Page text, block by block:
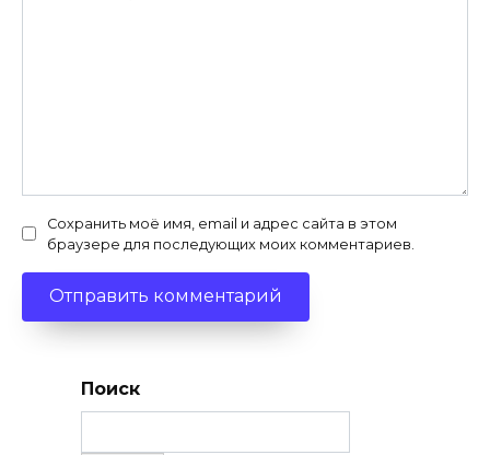
Сохранить моё имя, email и адрес сайта в этом
браузере для последующих моих комментариев.
Поиск